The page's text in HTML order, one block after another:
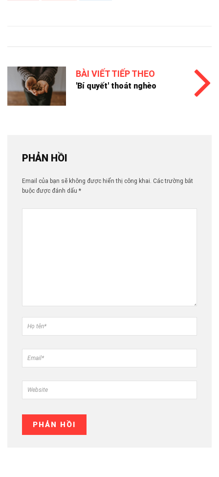
BÀI VIẾT TIẾP THEO
'Bí quyết' thoát nghèo
PHẢN HỒI
Email của bạn sẽ không được hiển thị công khai. Các trường bắt
buộc được đánh dấu *